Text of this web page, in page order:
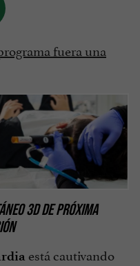
fuera una
3D DE PRÓXIMA
está cautivando